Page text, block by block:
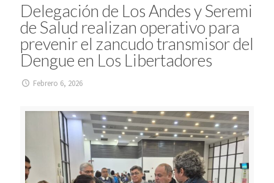
Delegación de Los Andes y Seremi
de Salud realizan operativo para
prevenir el zancudo transmisor del
Dengue en Los Libertadores
Febrero 6, 2026